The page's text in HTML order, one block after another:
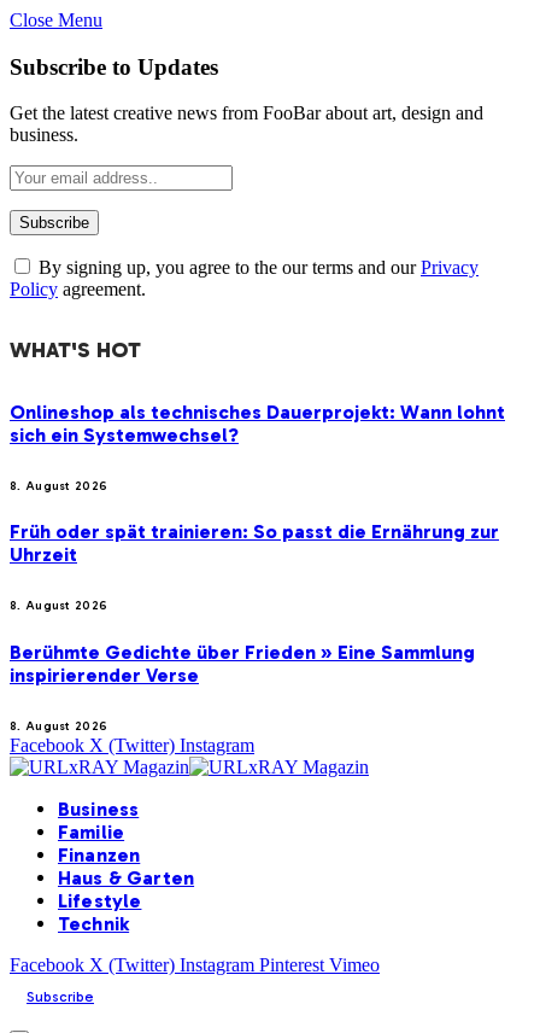
Close Menu
Subscribe to Updates
Get the latest creative news from FooBar about art, design and
business.
By signing up, you agree to the our terms and ourPrivacy
Policy agreement.
WHAT'S HOT
Onlineshop als technisches Dauerprojekt: Wann lohnt
sich ein Systemwechsel?
8. August 2026
Früh oder spät trainieren: So passt die Ernährung zur
Uhrzeit
8. August 2026
Berühmte Gedichte über Frieden » Eine Sammlung
inspirierender Verse
8. August 2026
Facebook X (Twitter) Instagram
Business
Familie
Finanzen
Haus & Garten
Lifestyle
Technik
Facebook X (Twitter) Instagram Pinterest Vimeo
Subscribe